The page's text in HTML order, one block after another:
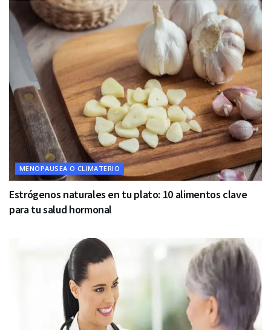
MENOPAUSEA O CLIMATERIO
Estrógenos naturales en tu plato: 10 alimentos clave
para tu salud hormonal